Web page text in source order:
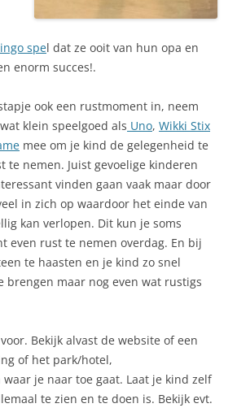
spel dat ze ooit van hun opa en
enorm succes!.
ook een rustmoment in, neem
klein speelgoed als Uno, Wikki Stix
mee om je kind de gelegenheid te
te nemen. Juist gevoelige kinderen
vinden gaan vaak maar door
in zich op waardoor het einde van
kan verlopen. Dit kun je soms
even rust te nemen overdag. En bij
te haasten en je kind zo snel
brengen maar nog even wat rustigs
Bekijk alvast de website of een
of het park/hotel,
je naar toe gaat. Laat je kind zelf
te zien en te doen is. Bekijk evt.